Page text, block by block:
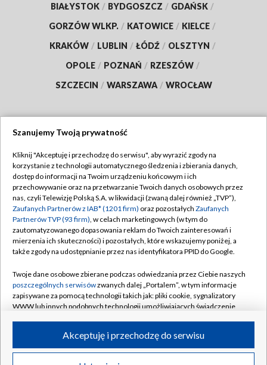
BIAŁYSTOK / BYDGOSZCZ / GDAŃSK /
GORZÓW WLKP. / KATOWICE / KIELCE /
KRAKÓW / LUBLIN / ŁÓDŹ / OLSZTYN /
OPOLE / POZNAŃ / RZESZÓW /
SZCZECIN / WARSZAWA / WROCŁAW
TVP
Abonament TVP
Emisja w TVP
Centrum informacji TVP
Naziemna Telewizja Cyfrowa
Rada Programowa
System NOS
Informacje o nadawcy
Program dla prasy
Regulamin TVP
Polityka prywatności
Moje zgody
Pomoc
Kontakt
Kanały
©2026 Telewizja Polska S.A. w likwidacji
Szanujemy Twoją prywatność
Kliknij "Akceptuję i przechodzę do serwisu", aby wyrazić zgody na
korzystanie z technologii automatycznego śledzenia i zbierania danych,
dostęp do informacji na Twoim urządzeniu końcowym i ich
przechowywanie oraz na przetwarzanie Twoich danych osobowych przez
nas, czyli Telewizję Polską S.A. w likwidacji (zwaną dalej również „TVP”),
Zaufanych Partnerów z IAB* (1201 firm) oraz pozostałych Zaufanych
Partnerów TVP (93 firm), w celach marketingowych (w tym do
zautomatyzowanego dopasowania reklam do Twoich zainteresowań i
mierzenia ich skuteczności) i pozostałych, które wskazujemy poniżej, a
także zgody na udostępnianie przez nas identyfikatora PPID do Google.
Twoje dane osobowe zbierane podczas odwiedzania przez Ciebie naszych
poszczególnych serwisówzwanych dalej „Portalem”, w tym informacje
zapisywane za pomocą technologii takich jak: pliki cookie, sygnalizatory
WWW lub innych podobnych technologii umożliwiających świadczenie
ruchu w Internecie.
Twoje dane osobowe zbierane podczas odwiedzania przez Ciebie
Akceptuję i przechodzę do serwisu